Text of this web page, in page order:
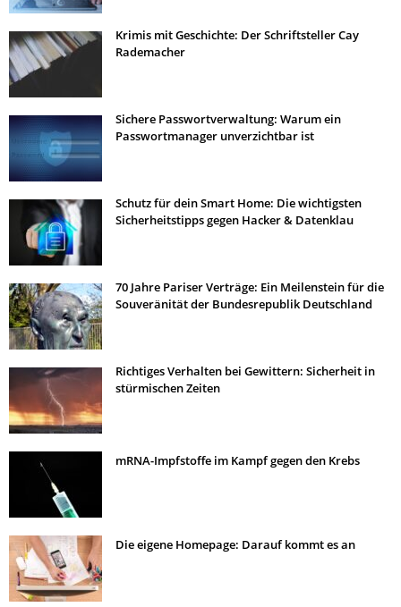
Krimis mit Geschichte: Der Schriftsteller Cay
Rademacher
Sichere Passwortverwaltung: Warum ein
Passwortmanager unverzichtbar ist
Schutz für dein Smart Home: Die wichtigsten
Sicherheitstipps gegen Hacker & Datenklau
70 Jahre Pariser Verträge: Ein Meilenstein für die
Souveränität der Bundesrepublik Deutschland
Richtiges Verhalten bei Gewittern: Sicherheit in
stürmischen Zeiten
mRNA-Impfstoffe im Kampf gegen den Krebs
Die eigene Homepage: Darauf kommt es an